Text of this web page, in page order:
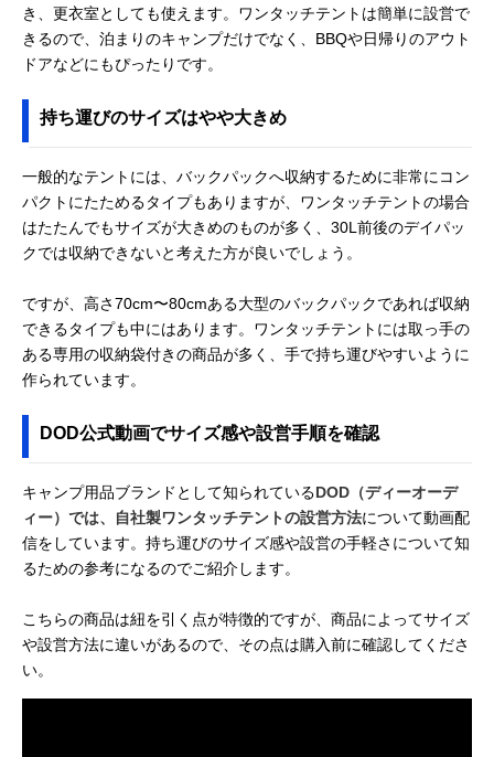
き、更衣室としても使えます。ワンタッチテントは簡単に設営で
きるので、泊まりのキャンプだけでなく、BBQや日帰りのアウト
ドアなどにもぴったりです。
持ち運びのサイズはやや大きめ
一般的なテントには、バックパックへ収納するために非常にコン
パクトにたためるタイプもありますが、ワンタッチテントの場合
はたたんでもサイズが大きめのものが多く、30L前後のデイパッ
クでは収納できないと考えた方が良いでしょう。
ですが、高さ70cm〜80cmある大型のバックパックであれば収納
できるタイプも中にはあります。ワンタッチテントには取っ手の
ある専用の収納袋付きの商品が多く、手で持ち運びやすいように
作られています。
DOD公式動画でサイズ感や設営手順を確認
キャンプ用品ブランドとして知られているDOD（ディーオーデ
ィー）では、自社製ワンタッチテントの設営方法について動画配
信をしています。持ち運びのサイズ感や設営の手軽さについて知
るための参考になるのでご紹介します。
こちらの商品は紐を引く点が特徴的ですが、商品によってサイズ
や設営方法に違いがあるので、その点は購入前に確認してくださ
い。